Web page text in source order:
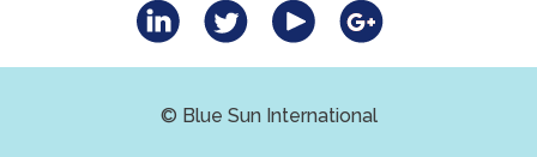
© Blue Sun International